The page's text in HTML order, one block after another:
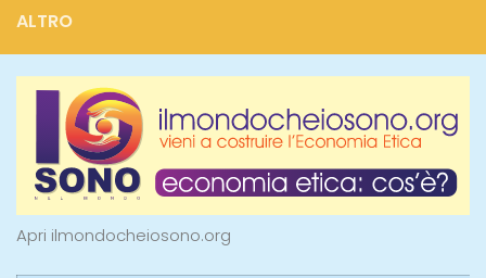
ALTRO
Apri ilmondocheiosono.org